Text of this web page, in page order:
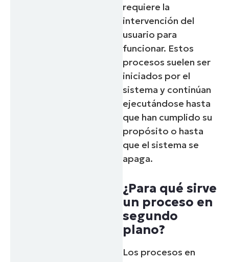
requiere la
intervención del
usuario para
funcionar. Estos
procesos suelen ser
iniciados por el
sistema y continúan
ejecutándose hasta
que han cumplido su
propósito o hasta
que el sistema se
apaga.
¿Para qué sirve
un proceso en
segundo
plano?
Los procesos en